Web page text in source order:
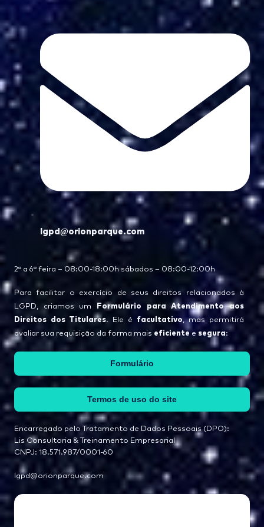
lgpd@orionparque.com
2° a 6° feira – 08:00-18:00h sábados – 08:00-12:00h
Para facilitar o exercício de seus direitos relacionados à
LGPD, criamos um Formulário para Atendimento aos
Direitos dos Titulares. Ele é facultativo, mas permitirá
avaliar sua requisição da forma mais eficientee segura:
Formulário
Termos de uso do site
Encarregado pelo Tratamento de Dados Pessoais (DPO):
Lis Consultoria & Treinamento Empresarial
CNPJ: 18.571.987/0001-60
lgpd@orionparque.com